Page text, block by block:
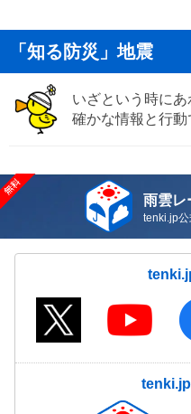
「知る防災」地震
いざという時に
確かな情報と行
雨雲レ
tenki.jp
tenki.jp